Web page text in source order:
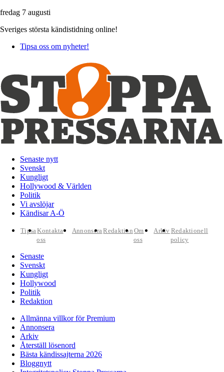
fredag 7 augusti
Sveriges största kändistidning online!
Tipsa oss om nyheter!
Senaste nytt
Svenskt
Kungligt
Hollywood & Världen
Politik
Vi avslöjar
Kändisar A-Ö
TipsaKontakta
oss
AnnonseraRedaktion Om
oss
Arkiv Redaktionell
policy
Senaste
Svenskt
Kungligt
Hollywood
Politik
Redaktion
Allmänna villkor för Premium
Annonsera
Arkiv
Återställ lösenord
Bästa kändissajterna 2026
Bloggnytt